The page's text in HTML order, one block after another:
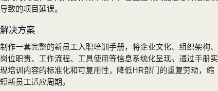
导致的项目延误。
解决方案
制作一套完整的新员工入职培训手册，将企业文化、组织架构、
岗位职责、工作流程、工具使用等信息系统化呈现。通过手册实
现培训内容的标准化和可复用性，降低HR部门的重复劳动，缩
短新员工适应周期。